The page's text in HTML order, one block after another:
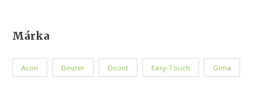
Márka
Acon Beurer Dcont Easy-Touch Gima